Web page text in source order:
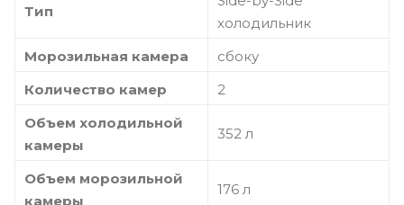
Тип
холодильник
Морозильная камера
сбоку
Количество камер
2
Объем холодильной
камеры
352 л
Объем морозильной
камеры
176 л